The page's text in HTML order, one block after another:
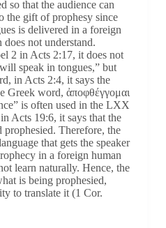
so that the audience can
the gift of prophesy since
is delivered in a foreign
not understand.
2 in Acts 2:17, it does not
speak in tongues,” but
in Acts 2:4, it says the
Greek word, ἀποφθέγγομαι
is often used in the LXX
Acts 19:6, it says that the
prophesied. Therefore, the
that gets the speaker
in a foreign human
learn naturally. Hence, the
is being prophesied,
to translate it (1 Cor.